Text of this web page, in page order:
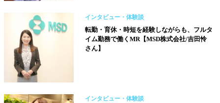
インタビュー・体験談
転勤・育休・時短を経験しながらも、フルタ
イム勤務で働くMR【MSD株式会社/吉田怜
さん】
インタビュー・体験談